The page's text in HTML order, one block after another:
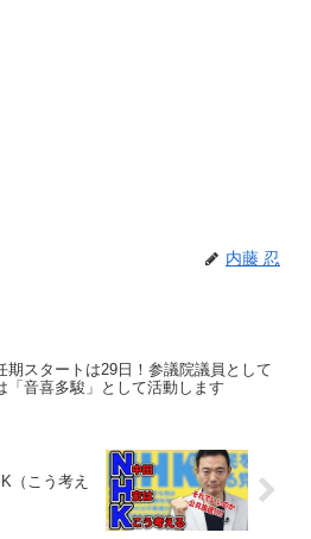
内藤 忍
期スタートは29日！参議院議員として
「音喜多駿」として活動します
（こう考え